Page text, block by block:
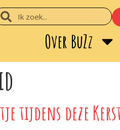
Over BuZz
tijdens deze